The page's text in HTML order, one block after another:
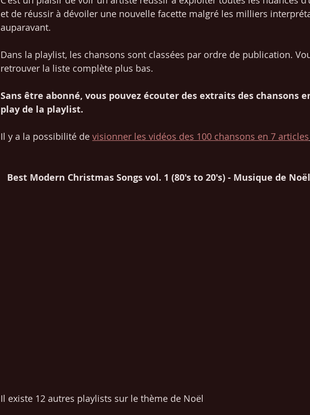
et de réussir à dévoiler une nouvelle facette malgré les milliers
auparavant.
Dans la playlist, les chansons sont classées par ordre de publication.
retrouver la liste complète plus bas.
Sans être abonné, vous pouvez écouter des extraits des chansons
play de la playlist.
Il y a la possibilité de visionner les vidéos des 100 chansons en 7 articles
Best Modern Christmas Songs vol. 1 (80's to 20's) - Musique de
Il existe 12 autres playlists sur le thème de Noël